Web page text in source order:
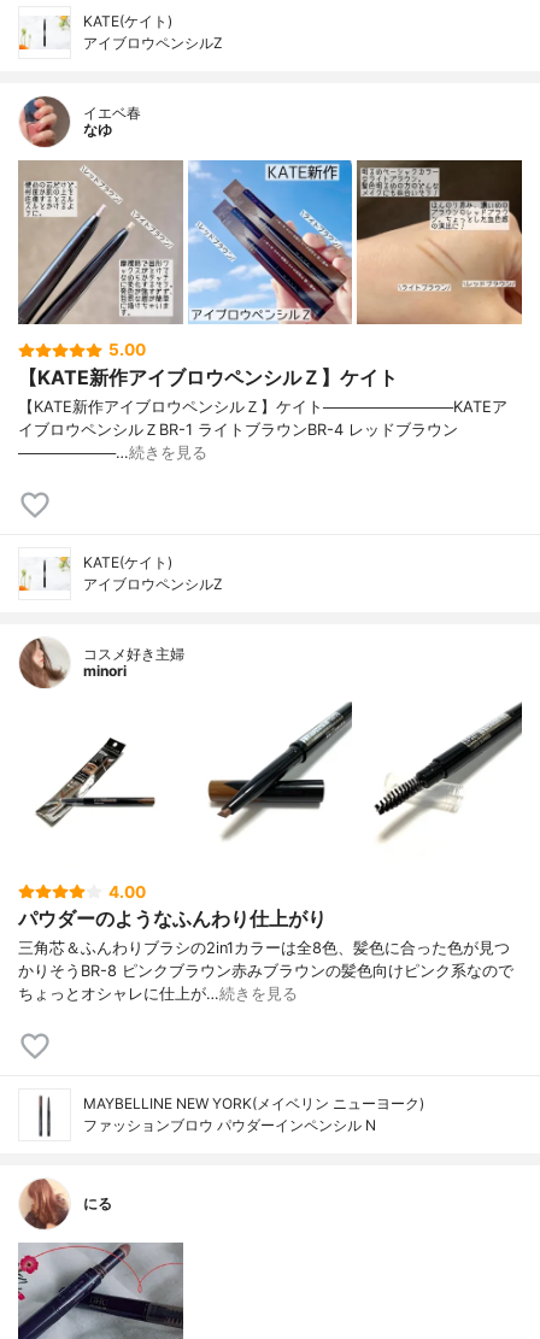
KATE(ケイト)
アイブロウペンシルZ
イエベ春
なゆ
5.00
【KATE新作アイブロウペンシルＺ】ケイト
【KATE新作アイブロウペンシルＺ】ケイト────────────KATEア
イブロウペンシルＺBR-1 ライトブラウンBR-4 レッドブラウン
─────────…続きを見る
KATE(ケイト)
アイブロウペンシルZ
コスメ好き主婦
minori
4.00
パウダーのようなふんわり仕上がり
三角芯＆ふんわりブラシの2in1カラーは全8色、髪色に合った色が見つ
かりそうBR-8 ピンクブラウン赤みブラウンの髪色向けピンク系なので
ちょっとオシャレに仕上が…続きを見る
MAYBELLINE NEW YORK(メイベリン ニューヨーク)
ファッションブロウ パウダーイン​ペンシル N
にる